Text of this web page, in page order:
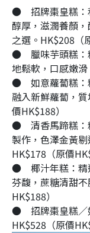
●
招牌棗皇糕
醇厚，滋潤養顏
之選。HK$208（
●
臘味芋頭糕
地鬆軟，口感嫩滑
●
如意蘿蔔糕
融入新鮮蘿蔔，
價HK$188）
●
清香馬蹄糕
製作，色澤金黃
HK$178（原價
●
椰汁年糕：
芬馥，蔗糖清甜
HK$188）
●
招牌棗皇糕
HK$528（原價